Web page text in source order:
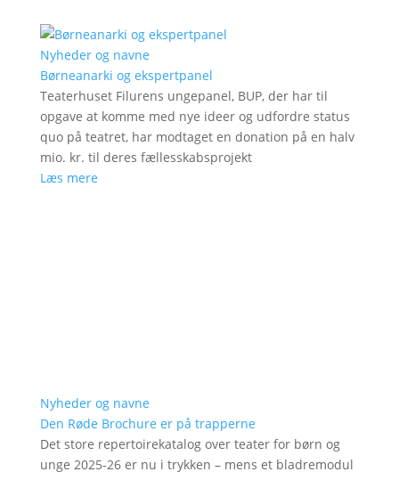
Nyheder og navne
Børneanarki og ekspertpanel
Teaterhuset Filurens ungepanel, BUP, der har til
opgave at komme med nye ideer og udfordre status
quo på teatret, har modtaget en donation på en halv
mio. kr. til deres fællesskabsprojekt
Læs mere
Nyheder og navne
Den Røde Brochure er på trapperne
Det store repertoirekatalog over teater for børn og
unge 2025-26 er nu i trykken – mens et bladremodul